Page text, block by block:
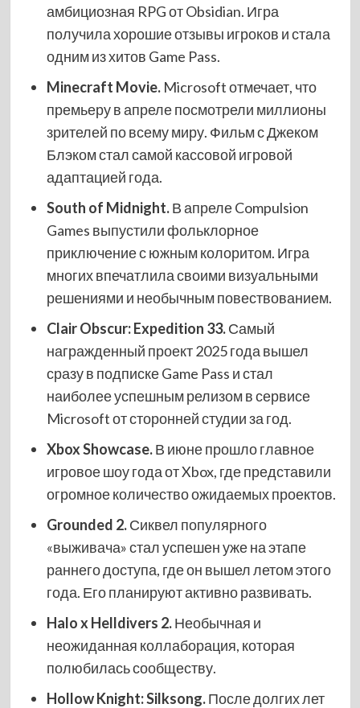
амбициозная RPG от Obsidian. Игра
получила хорошие отзывы игроков и стала
одним из хитов Game Pass.
Minecraft Movie.Microsoft отмечает, что
премьеру в апреле посмотрели миллионы
зрителей по всему миру. Фильм с Джеком
Блэком стал самой кассовой игровой
адаптацией года.
South of Midnight.В апреле Compulsion
Games выпустили фольклорное
приключение с южным колоритом. Игра
многих впечатлила своими визуальными
решениями и необычным повествованием.
Clair Obscur: Expedition 33.Самый
награжденный проект 2025 года вышел
сразу в подписке Game Pass и стал
наиболее успешным релизом в сервисе
Microsoft от сторонней студии за год.
Xbox Showcase.В июне прошло главное
игровое шоу года от Xbox, где представили
огромное количество ожидаемых проектов.
Grounded 2.Сиквел популярного
«выживача» стал успешен уже на этапе
раннего доступа, где он вышел летом этого
года. Его планируют активно развивать.
Halo x Helldivers 2.Необычная и
неожиданная коллаборация, которая
полюбилась сообществу.
Hollow Knight: Silksong.После долгих лет